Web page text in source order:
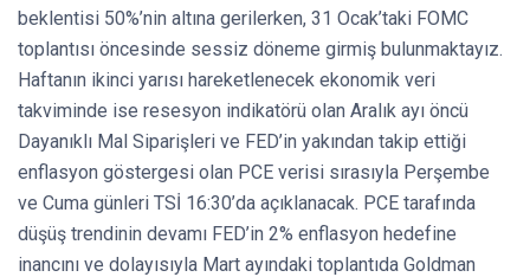
beklentisi 50%’nin altına gerilerken, 31 Ocak’taki FOMC
toplantısı öncesinde sessiz döneme girmiş bulunmaktayız.
Haftanın ikinci yarısı hareketlenecek ekonomik veri
takviminde ise resesyon indikatörü olan Aralık ayı öncü
Dayanıklı Mal Siparişleri ve FED’in yakından takip ettiği
enflasyon göstergesi olan PCE verisi sırasıyla Perşembe
ve Cuma günleri TSİ 16:30’da açıklanacak. PCE tarafında
düşüş trendinin devamı FED’in 2% enflasyon hedefine
inancını ve dolayısıyla Mart ayındaki toplantıda Goldman